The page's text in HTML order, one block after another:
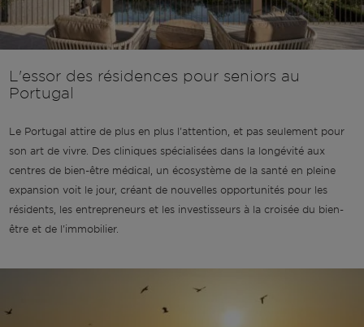
L'essor des résidences pour seniors au
Portugal
Le Portugal attire de plus en plus l'attention, et pas seulement pour
son art de vivre. Des cliniques spécialisées dans la longévité aux
centres de bien-être médical, un écosystème de la santé en pleine
expansion voit le jour, créant de nouvelles opportunités pour les
résidents, les entrepreneurs et les investisseurs à la croisée du bien-
être et de l'immobilier.